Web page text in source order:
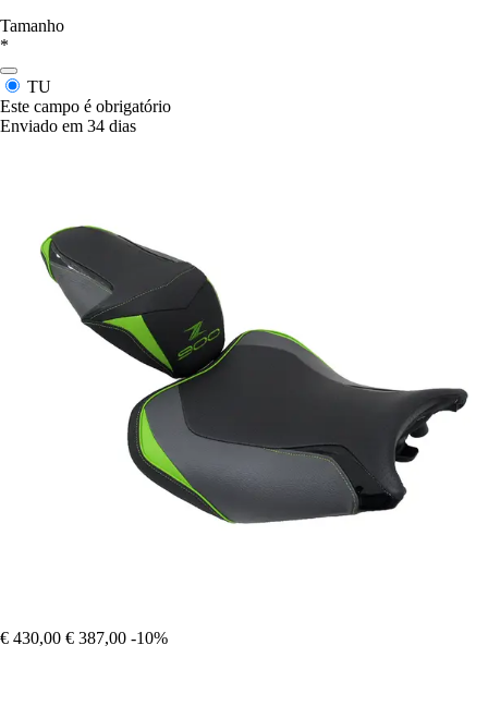
Tamanho
*
TU
Este campo é obrigatório
Enviado em 34 dias
€ 430,00 € 387,00 -10%